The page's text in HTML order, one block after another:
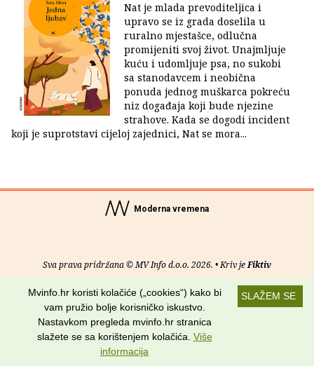
Nat je mlada prevoditeljica i
upravo se iz grada doselila u
ruralno mjestašce, odlučna
promijeniti svoj život. Unajmljuje
kuću i udomljuje psa, no sukobi
sa stanodavcem i neobična
ponuda jednog muškarca pokreću
niz događaja koji bude njezine
strahove. Kada se dogodi incident
koji je suprotstavi cijeloj zajednici, Nat se mora...
Moderna vremena
Sva prava pridržana © MV Info d.o.o. 2026. • Kriv jeFiktiv
O nama• Pomoć•Uvjeti korištenja•RSS kanali
Potraži nas na:
SLAŽEM SE
Mvinfo.hr koristi kolačiće („cookies“) kako bi
vam pružio bolje korisničko iskustvo.
Nastavkom pregleda mvinfo.hr stranica
slažete se sa korištenjem kolačića. Više
informacija